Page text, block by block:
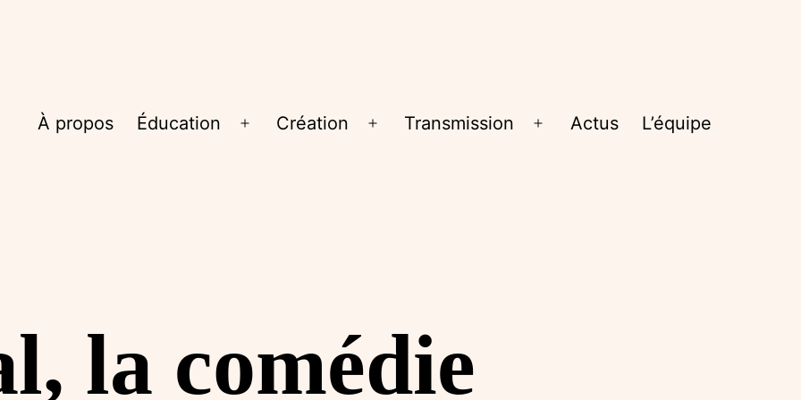
À propos Éducation
Ouvrir
Création
Ouvrir
Transmission
Ouvrir
Actus L’équipe
la comédie